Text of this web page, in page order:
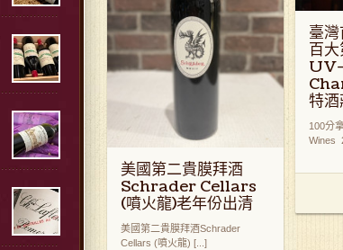
美國第二貴膜拜酒
Schrader Cellars
(噴火龍)老年份出清
美國第二貴膜拜酒Schrader
Cellars (噴火龍) [...]
臺
百
特
100分
Wines